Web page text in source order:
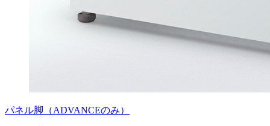
パネル脚（ADVANCEのみ）